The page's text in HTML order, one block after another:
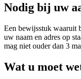
Nodig bij uw
Een bewijsstuk waaruit
uw naam en adres op
mag niet ouder dan 3
Wat u moet